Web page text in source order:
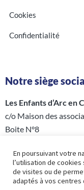
Cookies
Confidentialité
Notre siège
Les Enfants d’Arc en
c/o Maison des
Boite N°8
En poursuivant votre
l’utilisation de
de visites ou de
adaptés à vos centres